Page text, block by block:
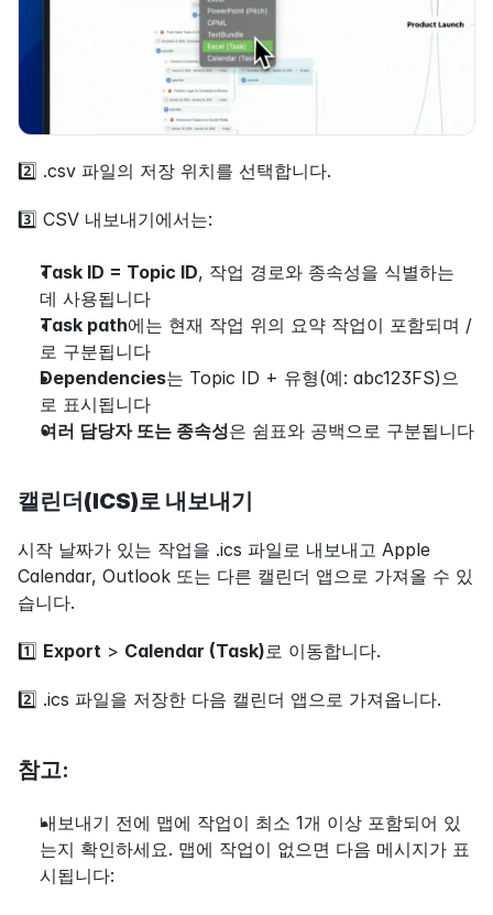
2️⃣ .csv 파일의 저장 위치를 선택합니다.
3️⃣ CSV 내보내기에서는:
Task ID = Topic ID, 작업 경로와 종속성을 식별하는
데 사용됩니다
Task path에는 현재 작업 위의 요약 작업이 포함되며 /
로 구분됩니다
Dependencies는 Topic ID + 유형(예: abc123FS)으
로 표시됩니다
여러 담당자 또는 종속성은 쉼표와 공백으로 구분됩니다
캘린더(ICS)로 내보내기
시작 날짜가 있는 작업을 .ics 파일로 내보내고 Apple
Calendar, Outlook 또는 다른 캘린더 앱으로 가져올 수 있
습니다.
1️⃣ Export > Calendar (Task)로 이동합니다.
2️⃣ .ics 파일을 저장한 다음 캘린더 앱으로 가져옵니다.
참고:
내보내기 전에 맵에 작업이 최소 1개 이상 포함되어 있
는지 확인하세요. 맵에 작업이 없으면 다음 메시지가 표
시됩니다: